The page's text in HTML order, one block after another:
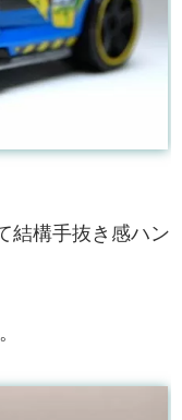
結構手抜き感ハン